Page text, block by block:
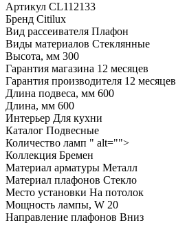
Артикул CL112133
Бренд Citilux
Вид рассеивателя Плафон
Виды материалов Стеклянные
Высота, мм 300
Гарантия магазина 12 месяцев
Гарантия производителя 12 месяцев
Длина подвеса, мм 600
Длина, мм 600
Интерьер Для кухни
Каталог Подвесные
Количество ламп " alt="">
Коллекция Бремен
Материал арматуры Металл
Материал плафонов Стекло
Место установки На потолок
Мощность лампы, W 20
Направление плафонов Вниз